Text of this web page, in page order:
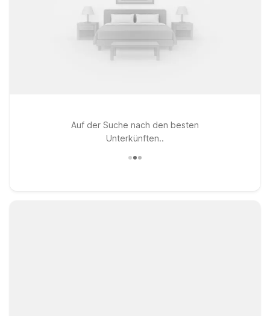
Auf der Suche nach den besten
Unterkünften..